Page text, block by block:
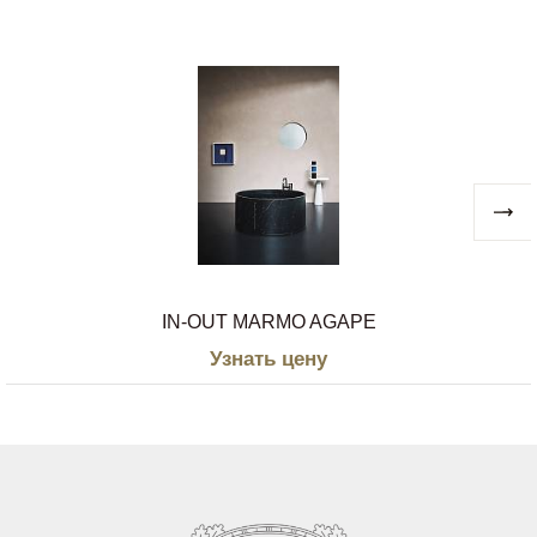
biobased. Поэтому неудивительно, что
компания получила множество крупных
наград, среди которых Design Plus и
Compasso d 'Oro ADI.
IN-OUT MARMO AGAPE
Узнать цену